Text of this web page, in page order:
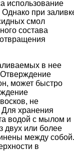
использование
Однако при
смол
состава
в нее
Отверждение
может быстро
не
Для хранения
водой с мылом и
двух или более
между собой.
в